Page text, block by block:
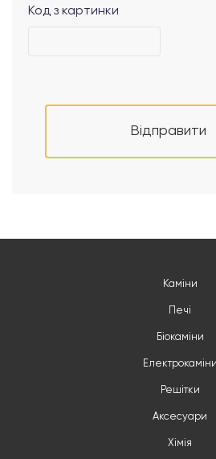
Код з картинки
Відправити
Каміни
Печі
Біокаміни
Електрокаміни
Решітки
Аксесуари
Хімія